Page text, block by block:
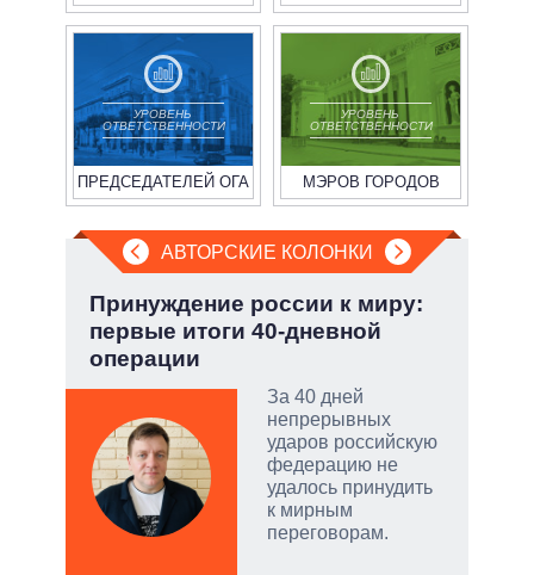
УРОВЕНЬ
ОТВЕТСТВЕННОСТИ
ПРЕДСЕДАТЕЛЕЙ ОГА
УРОВЕНЬ
ОТВЕТСТВЕННОСТИ
МЭРОВ ГОРОДОВ
АВТОРСКИЕ КОЛОНКИ
Принуждение россии к миру:
первые итоги 40-дневной
операции
За 40 дней
непрерывных
ударов российскую
федерацию не
удалось принудить
к мирным
переговорам.